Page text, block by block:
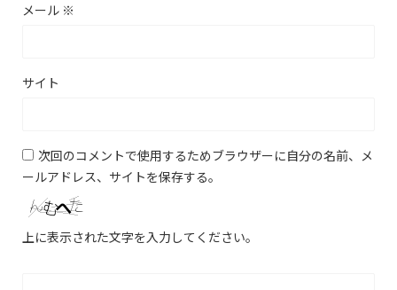
メール ※
サイト
次回のコメントで使用するためブラウザーに自分の名前、メ
ールアドレス、サイトを保存する。
上に表示された文字を入力してください。